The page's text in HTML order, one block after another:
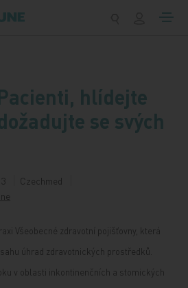
hlídejte
se svých
Czechmed
Všeobecné zdravotní pojišťovny, která
úhrad zdravotnických prostředků.
v oblasti inkontinenčních a stomických